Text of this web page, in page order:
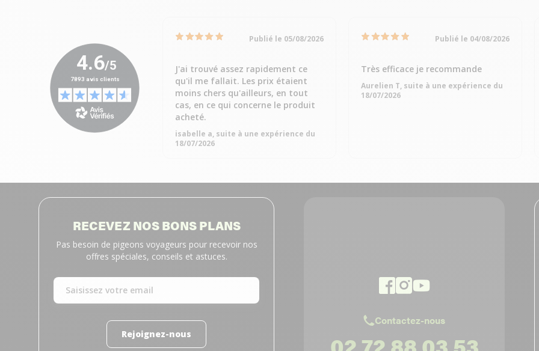
Publié le 05/08/2026
J'ai trouvé assez rapidement ce
qu'il me fallait. Les prix étaient
moins chers qu'ailleurs, en tout
cas, en ce qui concerne le produit
acheté.
isabelle a, suite à une expérience du
18/07/2026
Publié le 04/08/2026
Très efficace je recommande
Aurelien T, suite à une expérience du
18/07/2026
RECEVEZ NOS BONS PLANS
Pas besoin de pigeons voyageurs pour recevoir nos
offres spéciales, conseils et astuces.
Rejoignez-nous
Contactez-nous